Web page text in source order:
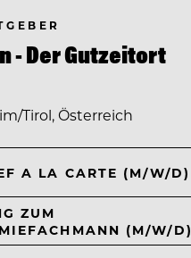
- Der Gutzeitort
Tirol, Österreich
A LA CARTE (M/W/D)
ZUM
(M/W/D)